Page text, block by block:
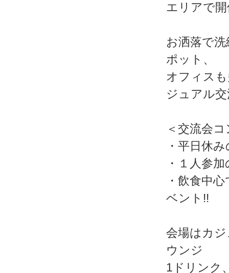
エリアで開
お洒落で
ポット、
オフィス
ジュアル
＜交流会
・平日休
・１人参
・飲食中
ベント!!
会場はカ
ウンジ
1ドリンク